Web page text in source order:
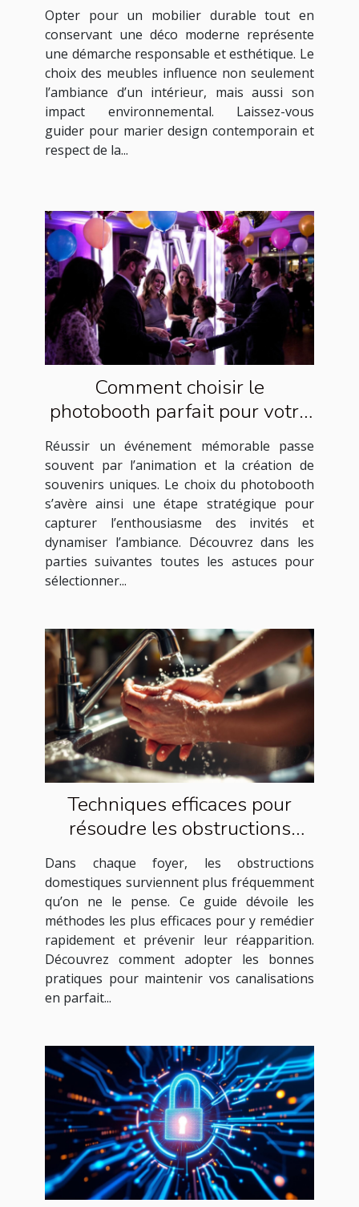
Opter pour un mobilier durable tout en
conservant une déco moderne représente
une démarche responsable et esthétique. Le
choix des meubles influence non seulement
l’ambiance d’un intérieur, mais aussi son
impact environnemental. Laissez-vous
guider pour marier design contemporain et
respect de la...
Comment choisir le
photobooth parfait pour votre
événement ?
Réussir un événement mémorable passe
souvent par l’animation et la création de
souvenirs uniques. Le choix du photobooth
s’avère ainsi une étape stratégique pour
capturer l’enthousiasme des invités et
dynamiser l’ambiance. Découvrez dans les
parties suivantes toutes les astuces pour
sélectionner...
Techniques efficaces pour
résoudre les obstructions
domestiques courantes
Dans chaque foyer, les obstructions
domestiques surviennent plus fréquemment
qu’on ne le pense. Ce guide dévoile les
méthodes les plus efficaces pour y remédier
rapidement et prévenir leur réapparition.
Découvrez comment adopter les bonnes
pratiques pour maintenir vos canalisations
en parfait...